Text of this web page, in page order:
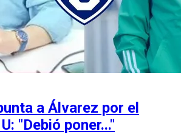
a Álvarez por el
"Debió poner..."